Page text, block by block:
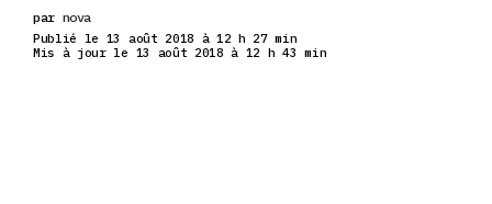
par nova
Publié le 13 août 2018 à 12 h 27 min
Mis à jour le 13 août 2018 à 12 h 43 min